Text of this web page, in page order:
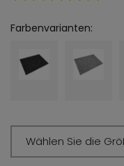
Farbenvarianten:
Wählen Sie die